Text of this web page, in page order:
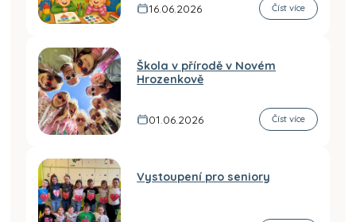
16.06.2026 Číst více
Škola v přírodě v Novém
Hrozenkově
01.06.2026 Číst více
Vystoupení pro seniory